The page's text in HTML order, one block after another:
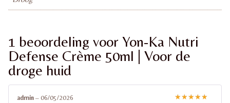
1 beoordeling voor Yon-Ka Nutri
Defense Crème 50ml | Voor de
droge huid
admin – 06/05/2026